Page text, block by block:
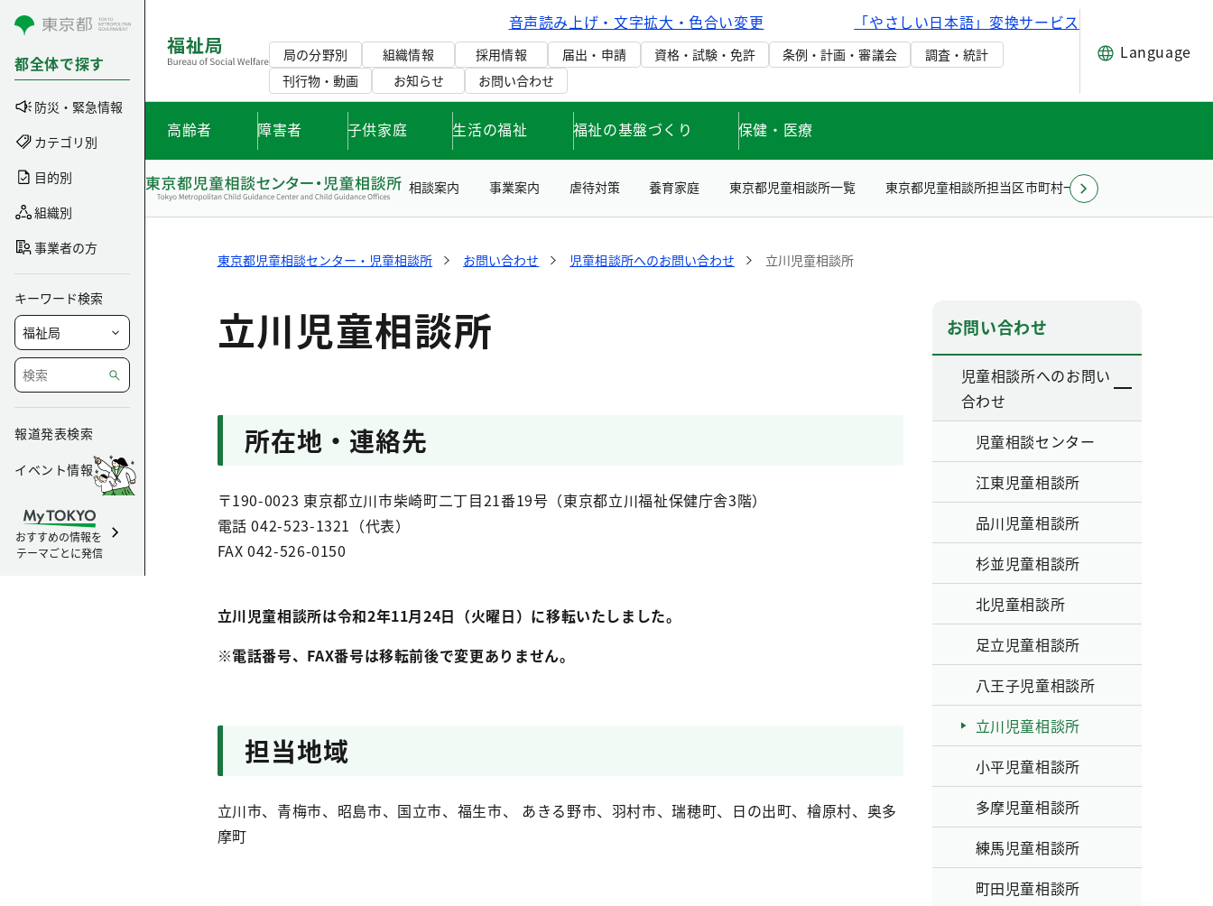
コンテンツにスキップ
都全体で探す
防災・緊急情報
カテゴリ別
目的別
組織別
事業者の方
キーワード検索
報道発表検索
イベント情報
おすすめの情報を
テーマごとに発信
音声読み上げ・文字拡大・色合い変更 「やさしい日本語」変換サービス
局の分野別 組織情報 採用情報 届出・申請 資格・試験・免許 条例・計画・審議会
調査・統計
刊行物・動画
お知らせ お問い合わせ
Language
高齢者 障害者 子供家庭 生活の福祉 福祉の基盤づくり 保健・医療
相談案内 事業案内 虐待対策 養育家庭 東京都児童相談所一覧 東京都児童相談所担当区市町村一覧
東京都児童相談センター・児童相談所 お問い合わせ 児童相談所へのお問い合わせ 立川児童相談所
立川児童相談所
所在地・連絡先
〒190-0023 東京都立川市柴崎町二丁目21番19号（東京都立川福祉保健庁舎3階）
電話 042-523-1321（代表）
FAX 042-526-0150
立川児童相談所は令和2年11月24日（火曜日）に移転いたしました。
※電話番号、FAX番号は移転前後で変更ありません。
担当地域
立川市、青梅市、昭島市、国立市、福生市、 あきる野市、羽村市、瑞穂町、日の出町、檜原村、奥多
摩町
お問い合わせ
児童相談所へのお問い
合わせ
児童相談センター
江東児童相談所
品川児童相談所
杉並児童相談所
北児童相談所
足立児童相談所
八王子児童相談所
立川児童相談所
小平児童相談所
多摩児童相談所
練馬児童相談所
町田児童相談所